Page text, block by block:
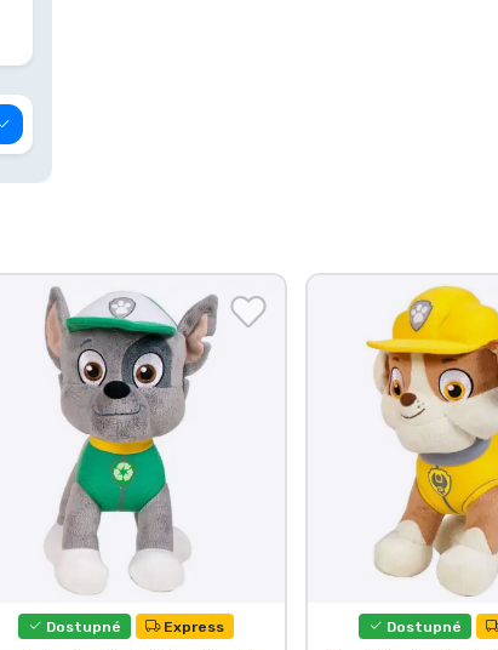
Dostupné Express Dostupné